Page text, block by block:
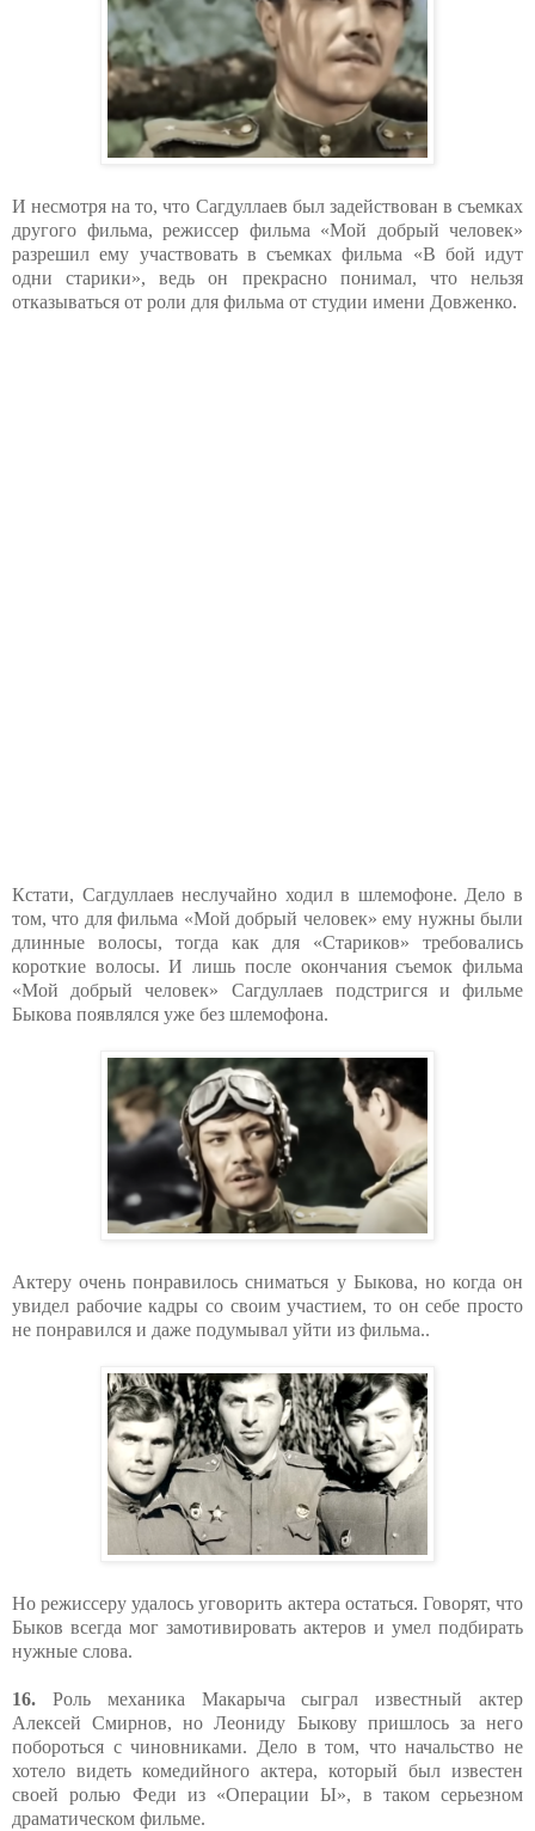
И несмотря на то, что Сагдуллаев был задействован в съемках
другого фильма, режиссер фильма «Мой добрый человек»
разрешил ему участвовать в съемках фильма «В бой идут
одни старики», ведь он прекрасно понимал, что нельзя
отказываться от роли для фильма от студии имени Довженко.
Кстати, Сагдуллаев неслучайно ходил в шлемофоне. Дело в
том, что для фильма «Мой добрый человек» ему нужны были
длинные волосы, тогда как для «Стариков» требовались
короткие волосы. И лишь после окончания съемок фильма
«Мой добрый человек» Сагдуллаев подстригся и фильме
Быкова появлялся уже без шлемофона.
Актеру очень понравилось сниматься у Быкова, но когда он
увидел рабочие кадры со своим участием, то он себе просто
не понравился и даже подумывал уйти из фильма..
Но режиссеру удалось уговорить актера остаться. Говорят, что
Быков всегда мог замотивировать актеров и умел подбирать
нужные слова.
16. Роль механика Макарыча сыграл известный актер
Алексей Смирнов, но Леониду Быкову пришлось за него
побороться с чиновниками. Дело в том, что начальство не
хотело видеть комедийного актера, который был известен
своей ролью Феди из «Операции Ы», в таком серьезном
драматическом фильме.